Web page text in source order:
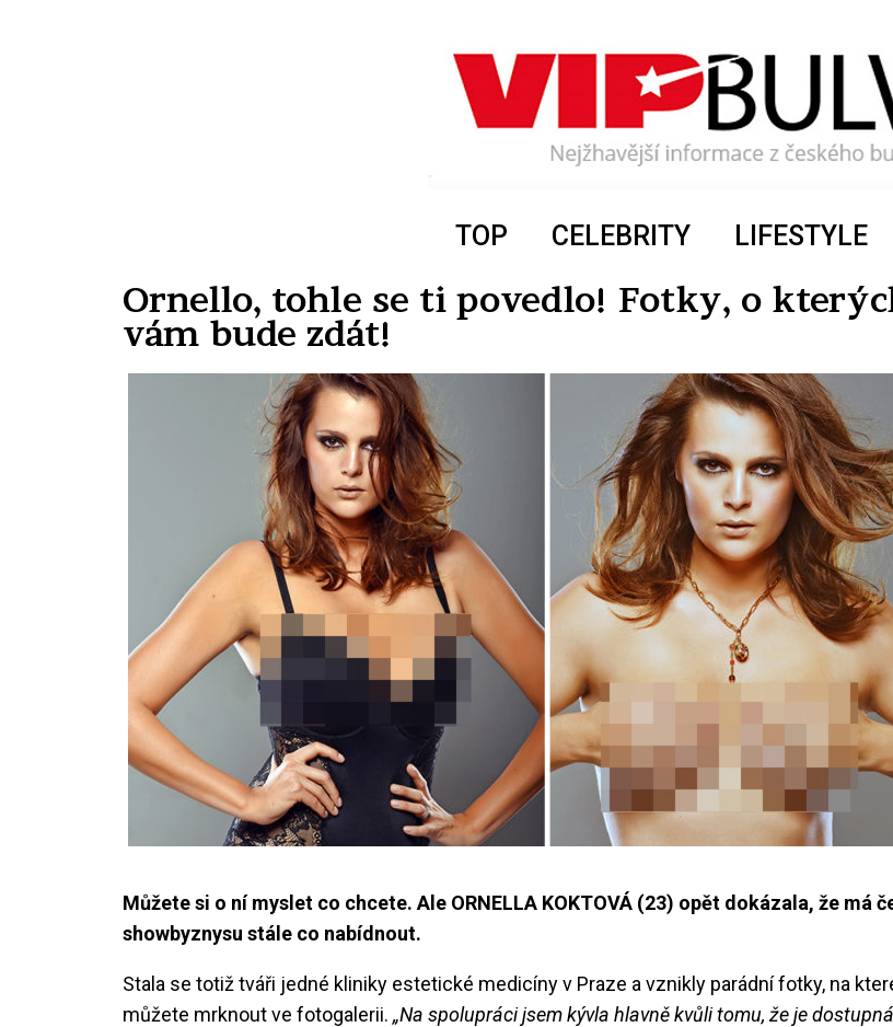
TOP CELEBRITY LIFESTYLE
Ornello, tohle se ti povedlo! Fotky, o
vám bude zdát!
Můžete si o ní myslet co chcete. Ale ORNELLA KOKTOVÁ (23) opět dokázala, že má
showbyznysu stále co nabídnout.
Stala se totiž tváři jedné kliniky estetické medicíny v Praze a vznikly parádní fotky, na
můžete mrknout ve fotogalerii. „Na spolupráci jsem kývla hlavně kvůli tomu, že je